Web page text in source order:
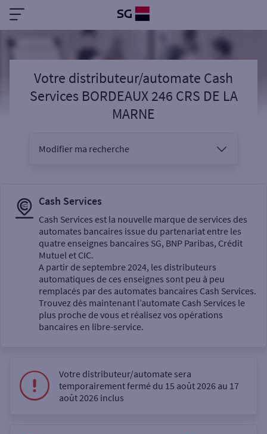
Votre distributeur/automate Cash
Services BORDEAUX 246 CRS DE LA
MARNE
Modifier ma recherche
Sélectionnez votre recherche
Un service
Autour de moi
Cash Services
Cash Services est la nouvelle marque de services des
automates bancaires issue du partenariat entre les
quatre enseignes bancaires SG, BNP Paribas, Crédit
Mutuel et CIC.
A partir de septembre 2024, les distributeurs
automatiques de ces enseignes sont peu à peu
remplacés par des automates bancaires Cash Services.
Trouvez dès maintenant l’automate Cash Services le
plus proche de vous et réalisez vos opérations
bancaires en libre-service.
Votre distributeur/automate sera
temporairement fermé du 15 août 2026 au 17
août 2026 inclus